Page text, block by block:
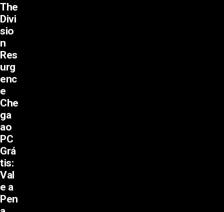
The
Divi
sio
n
Res
urg
enc
e
Che
ga
ao
PC
Grá
tis:
Val
e a
Pen